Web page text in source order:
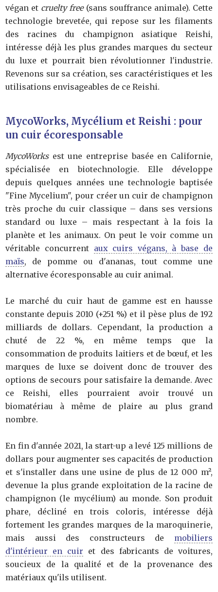
végan et cruelty free(sans souffrance animale). Cette
technologie brevetée, qui repose sur les filaments
des racines du champignon asiatique Reishi,
intéresse déjà les plus grandes marques du secteur
du luxe et pourrait bien révolutionner l'industrie.
Revenons sur sa création, ses caractéristiques et les
utilisations envisageables de ce Reishi.
MycoWorks, Mycélium et Reishi : pour
un cuir écoresponsable
MycoWorksest une entreprise basée en Californie,
spécialisée en biotechnologie. Elle développe
depuis quelques années une technologie baptisée
"Fine Mycelium", pour créer un cuir de champignon
très proche du cuir classique – dans ses versions
standard ou luxe – mais respectant à la fois la
planète et les animaux. On peut le voir comme un
véritable concurrent aux cuirs végans, à base de
maïs, de pomme ou d'ananas, tout comme une
alternative écoresponsable au cuir animal.
Le marché du cuir haut de gamme est en hausse
constante depuis 2010 (+251 %) et il pèse plus de 192
milliards de dollars. Cependant, la production a
chuté de 22 %, en même temps que la
consommation de produits laitiers et de bœuf, et les
marques de luxe se doivent donc de trouver des
options de secours pour satisfaire la demande. Avec
ce Reishi, elles pourraient avoir trouvé un
biomatériau à même de plaire au plus grand
nombre.
En fin d'année 2021, la start-up a levé 125 millions de
dollars pour augmenter ses capacités de production
et s'installer dans une usine de plus de 12 000 m²,
devenue la plus grande exploitation de la racine de
champignon (le mycélium) au monde. Son produit
phare, décliné en trois coloris, intéresse déjà
fortement les grandes marques de la maroquinerie,
mais aussi des constructeurs de mobiliers
d'intérieur en cuir et des fabricants de voitures,
soucieux de la qualité et de la provenance des
matériaux qu'ils utilisent.